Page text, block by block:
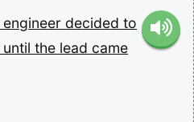
engineer decided to
until the lead came